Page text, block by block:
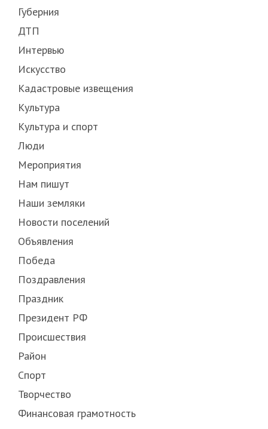
Губерния
ДТП
Интервью
Искусство
Кадастровые извещения
Культура
Культура и спорт
Люди
Мероприятия
Нам пишут
Наши земляки
Новости поселений
Объявления
Победа
Поздравления
Праздник
Президент РФ
Происшествия
Район
Спорт
Творчество
Финансовая грамотность